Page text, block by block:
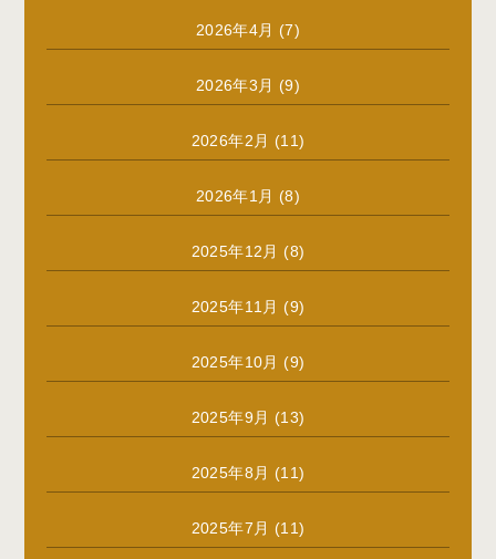
2026年4月 (7)
2026年3月 (9)
2026年2月 (11)
2026年1月 (8)
2025年12月 (8)
2025年11月 (9)
2025年10月 (9)
2025年9月 (13)
2025年8月 (11)
2025年7月 (11)